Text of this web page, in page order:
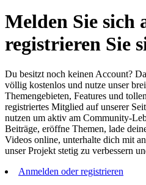
Melden Sie sich
registrieren Sie
Du besitzt noch keinen Account?
völlig kostenlos und nutze unser
Themengebieten, Features und
registriertes Mitglied auf unserer
nutzen um aktiv am Community-
Beiträge, eröffne Themen, lade
Videos online, unterhalte dich mit
unser Projekt stetig zu verbessern
Anmelden oder registrieren